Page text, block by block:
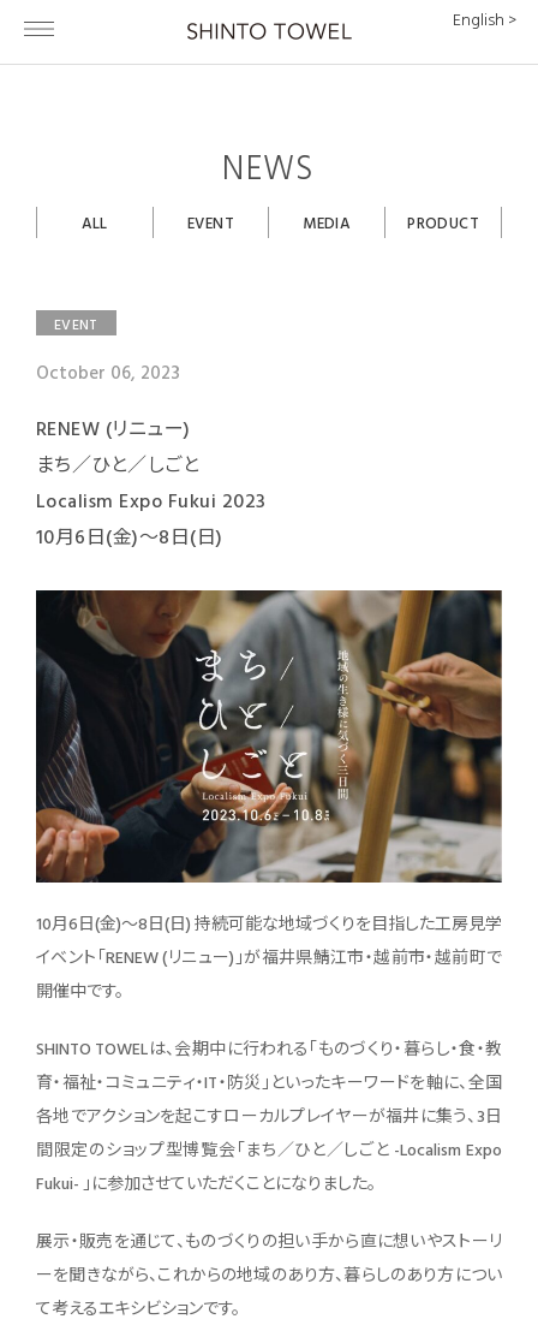
English >
NEWS
ALL EVENT MEDIA PRODUCT
EVENT
October 06, 2023
RENEW (リニュー)
まち／ひと／しごと
Localism Expo Fukui 2023
10月6日(金)～8日(日)
10月6日(金)〜8日(日) 持続可能な地域づくりを目指した工房見学
イベント「RENEW (リニュー)」が福井県鯖江市・越前市・越前町で
開催中です。
SHINTO TOWELは、会期中に行われる「ものづくり・暮らし・食・教
育・福祉・コミュニティ・IT・防災」といったキーワードを軸に、全国
各地でアクションを起こすローカルプレイヤーが福井に集う、3日
間限定のショップ型博覧会「まち／ひと／しごと -Localism Expo
Fukui- 」に参加させていただくことになりました。
展示・販売を通じて、ものづくりの担い手から直に想いやストーリ
ーを聞きながら、これからの地域のあり方、暮らしのあり方につい
て考えるエキシビションです。